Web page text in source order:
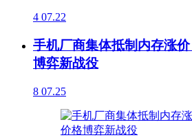
4 07.22
手机厂商集体抵制内存涨
博弈新战役
8 07.25